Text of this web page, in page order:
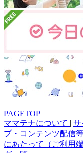
PAGETOP
ママテナについて | サ
プ・コンテンツ配信
にあたって（ご利用